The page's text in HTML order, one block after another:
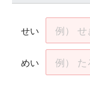
せい
めい